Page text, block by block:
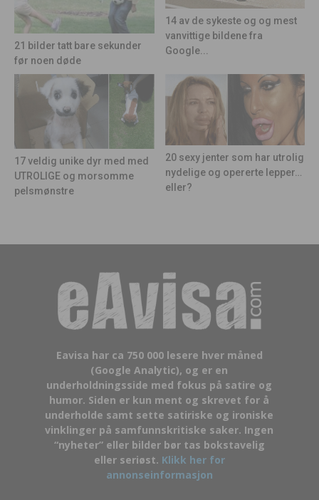
21 bilder tatt bare sekunder
før noen døde
14 av de sykeste og og mest
vanvittige bildene fra
Google...
17 veldig unike dyr med med
UTROLIGE og morsomme
pelsmønstre
20 sexy jenter som har utrolig
nydelige og opererte lepper…
eller?
Eavisa har ca 750 000 lesere hver måned
(Google Analytic), og er en
underholdningsside med fokus på satire og
humor. Siden er kun ment og skrevet for å
underholde samt sette satiriske og ironiske
vinklinger på samfunnskritiske saker. Ingen
“nyheter” eller bilder bør tas bokstavelig
eller seriøst. Klikk her for
annonseinformasjon